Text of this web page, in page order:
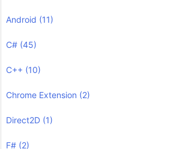
Android (11)
C# (45)
C++ (10)
Chrome Extension (2)
Direct2D (1)
F# (2)